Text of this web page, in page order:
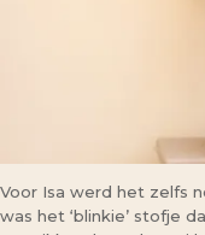
Voor Isa werd het zelfs
was het ‘blinkie’ stofje